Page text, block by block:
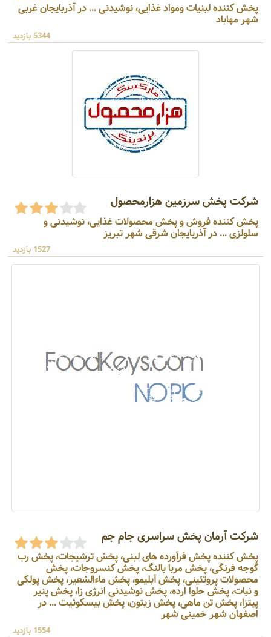
پخش کننده لبنیات ومواد غذایی، نوشیدنی ... در آذربایجان غربی
شهر مهاباد
5344 بازدید
شرکت پخش سرزمین هزارمحصول
پخش کننده فروش و پخش محصولات غذایی، نوشیدنی و
سلولزی ... در آذربایجان شرقی شهر تبریز
1527 بازدید
شرکت آرمان پخش سراسری جام جم
پخش کننده پخش فرآورده های لبنی، پخش ترشیجات، پخش رب
گوجه فرنگی، پخش مربا بالنگ، پخش کنسروجات، پخش
محصولات پروتئینی، پخش آبلیمو، پخش ماءالشعیر، پخش پولکی
و نبات، پخش حلوا ارده، پخش نوشیدنی انرژی زا، پخش پنیر
پیتزا، پخش تن ماهی، پخش زیتون، پخش بیسکوئیت ... در
اصفهان شهر خمینی شهر
1554 بازدید